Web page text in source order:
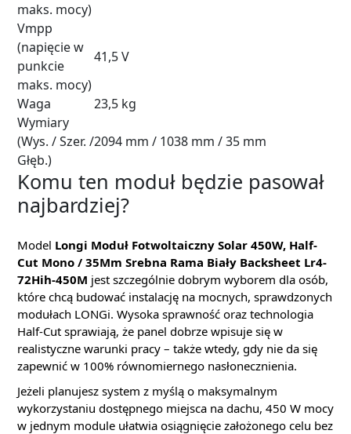
maks. mocy)
Vmpp
(napięcie w
punkcie
maks. mocy)
41,5 V
Waga
23,5 kg
Wymiary
(Wys. / Szer. /
Głęb.)
2094 mm / 1038 mm / 35 mm
Komu ten moduł będzie pasował
najbardziej?
Model Longi Moduł Fotwoltaiczny Solar 450W, Half-
Cut Mono / 35Mm Srebna Rama Biały Backsheet Lr4-
72Hih-450M jest szczególnie dobrym wyborem dla osób,
które chcą budować instalację na mocnych, sprawdzonych
modułach LONGi. Wysoka sprawność oraz technologia
Half-Cut sprawiają, że panel dobrze wpisuje się w
realistyczne warunki pracy – także wtedy, gdy nie da się
zapewnić w 100% równomiernego nasłonecznienia.
Jeżeli planujesz system z myślą o maksymalnym
wykorzystaniu dostępnego miejsca na dachu, 450 W mocy
w jednym module ułatwia osiągnięcie założonego celu bez